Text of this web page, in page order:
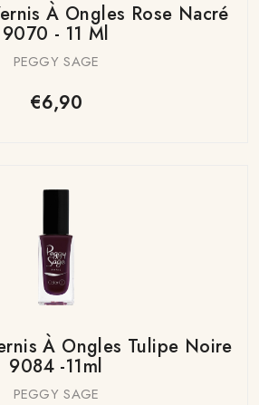
À Ongles Rose Nacré
9070 - 11 Ml
PEGGY SAGE
€6,90
À Ongles Tulipe Noire
9084 -11ml
PEGGY SAGE